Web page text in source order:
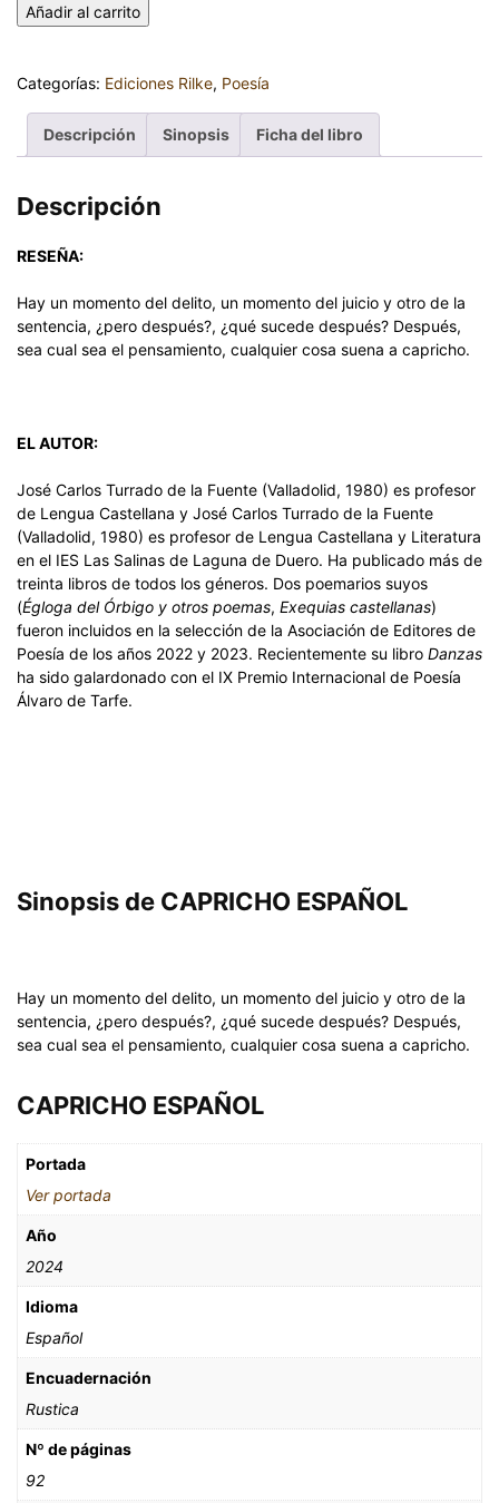
Añadir al carrito
Categorías: Ediciones Rilke, Poesía
Descripción Sinopsis Ficha del libro
Descripción
RESEÑA:
Hay un momento del delito, un momento del juicio y otro de la
sentencia, ¿pero después?, ¿qué sucede después? Después,
sea cual sea el pensamiento, cualquier cosa suena a capricho.
EL AUTOR:
José Carlos Turrado de la Fuente (Valladolid, 1980) es profesor
de Lengua Castellana y José Carlos Turrado de la Fuente
(Valladolid, 1980) es profesor de Lengua Castellana y Literatura
en el IES Las Salinas de Laguna de Duero. Ha publicado más de
treinta libros de todos los géneros. Dos poemarios suyos
(Égloga del Órbigo y otros poemas, Exequias castellanas)
fueron incluidos en la selección de la Asociación de Editores de
Poesía de los años 2022 y 2023. Recientemente su libro Danzas
ha sido galardonado con el IX Premio Internacional de Poesía
Álvaro de Tarfe.
Sinopsis de CAPRICHO ESPAÑOL
Hay un momento del delito, un momento del juicio y otro de la
sentencia, ¿pero después?, ¿qué sucede después? Después,
sea cual sea el pensamiento, cualquier cosa suena a capricho.
CAPRICHO ESPAÑOL
Portada
Ver portada
Año
2024
Idioma
Español
Encuadernación
Rustica
Nº de páginas
92